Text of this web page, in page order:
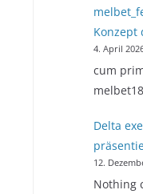
Konzept
4. April
cum
Delta
12.
Nothing